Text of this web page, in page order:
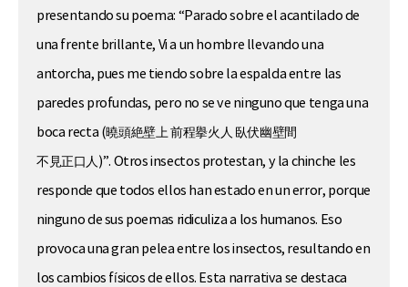
presentando su poema: “Parado sobre el acantilado de
una frente brillante, Vi a un hombre llevando una
antorcha, pues me tiendo sobre la espalda entre las
paredes profundas, pero no se ve ninguno que tenga una
boca recta (曉頭絶壁上 前程擧火人 臥伏幽壁間
不見正口人)”. Otros insectos protestan, y la chinche les
responde que todos ellos han estado en un error, porque
ninguno de sus poemas ridiculiza a los humanos. Eso
provoca una gran pelea entre los insectos, resultando en
los cambios físicos de ellos. Esta narrativa se destaca